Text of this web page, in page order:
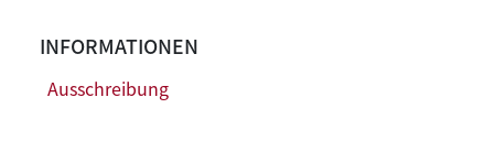
INFORMATIONEN
Ausschreibung